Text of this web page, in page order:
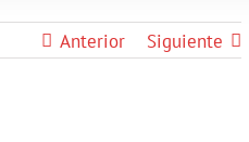
Anterior Siguiente